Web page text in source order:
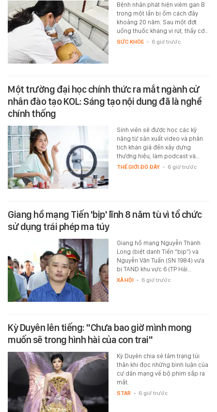
Bệnh nhân phát hiện viêm gan B
trong một lần bị ốm cách đây
khoảng 20 năm. Sau một đợt
uống thuốc kháng vi rút, thấy cơ…
SỨC KHỎE - 6 giờ trước
Một trường đại học chính thức ra mắt ngành cử
nhân đào tạo KOL: Sáng tạo nội dung đã là nghề
chính thống
Sinh viên sẽ được học các kỹ
năng từ sản xuất video và phân
tích khán giả đến xây dựng
thương hiệu, làm podcast và…
THẾ GIỚI ĐÓ ĐÂY - 6 giờ trước
Giang hồ mạng Tiến 'bịp' lĩnh 8 năm tù vì tổ chức
sử dụng trái phép ma túy
Giang hồ mạng Nguyễn Thành
Long (biệt danh Tiến "bịp") và
Nguyễn Văn Tuấn (SN 1984) vừa
bị TAND khu vực 6 (TP Hải…
XÃ HỘI - 6 giờ trước
Kỳ Duyên lên tiếng: "Chưa bao giờ mình mong
muốn sẽ trong hình hài của con trai"
Kỳ Duyên chia sẻ tâm trạng tủi
thân khi đọc những bình luận của
cư dân mạng về bộ phim sắp ra
mắt.
STAR - 6 giờ trước